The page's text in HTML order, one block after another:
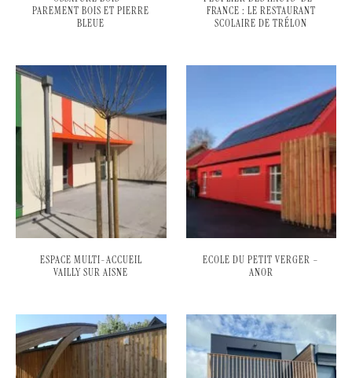
PAREMENT BOIS ET PIERRE
BLEUE
FRANCE : LE RESTAURANT
SCOLAIRE DE TRÉLON
ESPACE MULTI-ACCUEIL
VAILLY SUR AISNE
ECOLE DU PETIT VERGER –
ANOR